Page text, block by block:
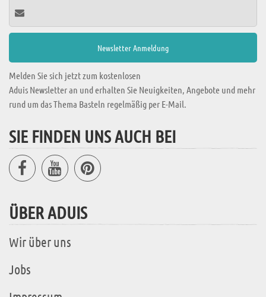
Melden Sie sich jetzt zum kostenlosen
Aduis Newsletter an und erhalten Sie Neuigkeiten, Angebote und mehr
rund um das Thema Basteln regelmäßig per E-Mail.
SIE FINDEN UNS AUCH BEI
ÜBER ADUIS
Wir über uns
Jobs